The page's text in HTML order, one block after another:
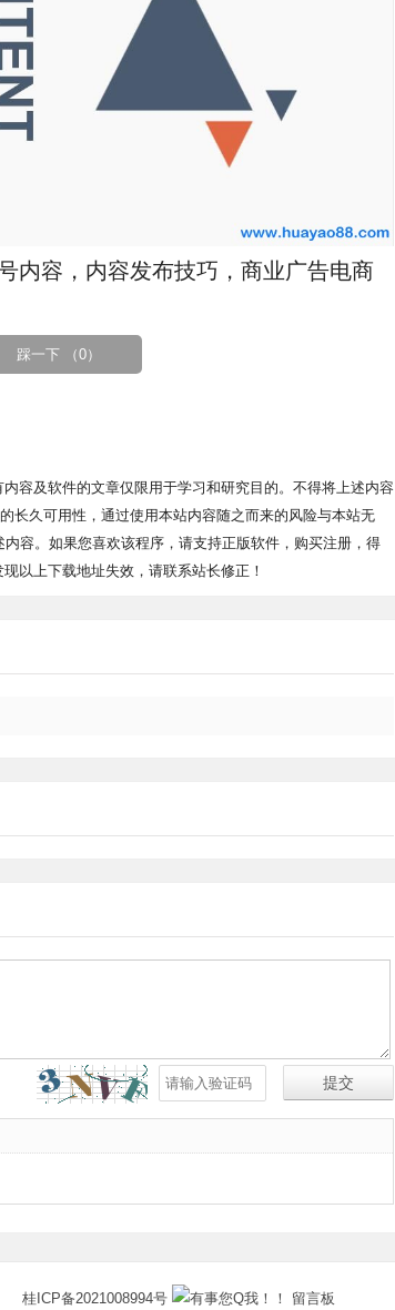
内容，内容发布技巧，商业广告电商
踩一下 （0）
容及软件的文章仅限用于学习和研究目的。不得将上述内容
长久可用性，通过使用本站内容随之而来的风险与本站无
容。如果您喜欢该程序，请支持正版软件，购买注册，得
以上下载地址失效，请联系站长修正！
桂ICP备2021008994号 留言板